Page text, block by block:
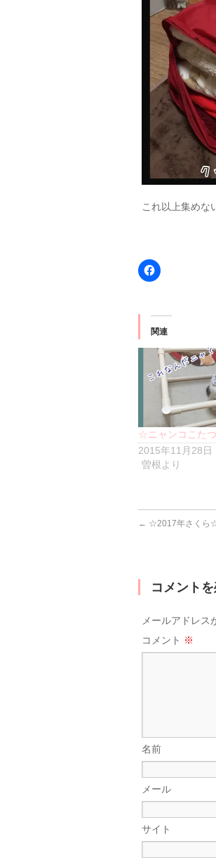
これ以上集めな
☆
Facebook
で
る
は
リ
ッ
ク
し
て
く
だ
さ
い
(新
し
い
ウ
ィ
き
関連
☆ニャンコこた
2015年11月28日
曽根より
← ☆2017年さくら
コメント
メールアドレス
コメント ※
名前
メール
サイト